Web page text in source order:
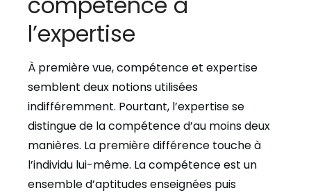
l’expertise
À première vue, compétence et expertise
semblent deux notions utilisées
indifféremment. Pourtant, l’expertise se
distingue de la compétence d’au moins deux
manières. La première différence touche à
l’individu lui-même. La compétence est un
ensemble d’aptitudes enseignées puis